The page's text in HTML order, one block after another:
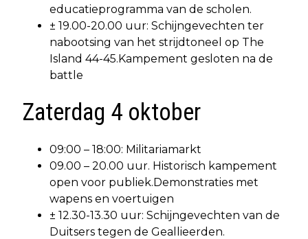
educatieprogramma van de scholen.
± 19.00-20.00 uur: Schijngevechten ter
nabootsing van het strijdtoneel op The
Island 44-45.Kampement gesloten na de
battle
Zaterdag 4 oktober
09:00 – 18:00: Militariamarkt
09.00 – 20.00 uur. Historisch kampement
open voor publiek.Demonstraties met
wapens en voertuigen
± 12.30-13.30 uur: Schijngevechten van de
Duitsers tegen de Geallieerden.